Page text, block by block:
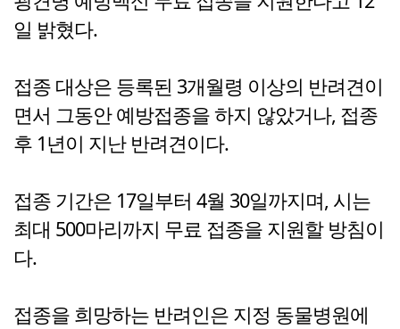
일 밝혔다.
접종 대상은 등록된 3개월령 이상의 반려견이
면서 그동안 예방접종을 하지 않았거나, 접종
후 1년이 지난 반려견이다.
접종 기간은 17일부터 4월 30일까지며, 시는
최대 500마리까지 무료 접종을 지원할 방침이
다.
접종을 희망하는 반려인은 지정 동물병원에